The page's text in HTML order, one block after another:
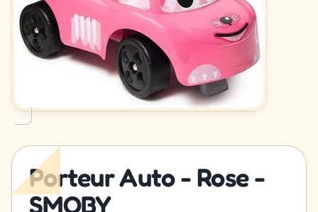
Porteur Auto - Rose -
SMOBY